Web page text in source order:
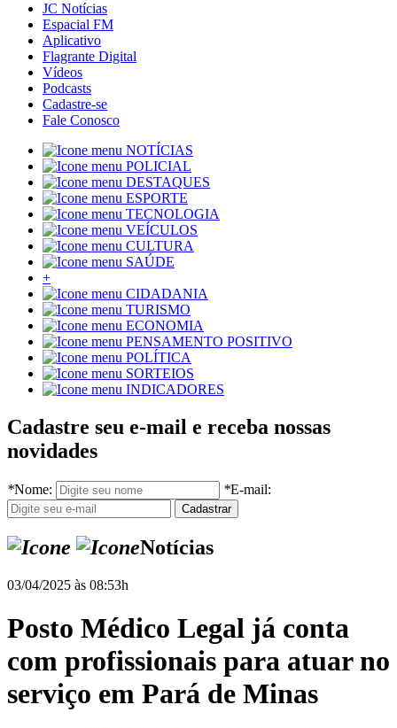
JC Notícias
Espacial FM
Aplicativo
Flagrante Digital
Vídeos
Podcasts
Cadastre-se
Fale Conosco
NOTÍCIAS
POLICIAL
DESTAQUES
ESPORTE
TECNOLOGIA
VEÍCULOS
CULTURA
SAÚDE
+
CIDADANIA
TURISMO
ECONOMIA
PENSAMENTO POSITIVO
POLÍTICA
SORTEIOS
INDICADORES
Cadastre seu e-mail e receba nossas
novidades
*Nome: *E-mail:
Notícias
03/04/2025 às 08:53h
Posto Médico Legal já conta
com profissionais para atuar no
serviço em Pará de Minas